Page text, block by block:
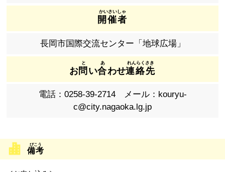
開催者
長岡市国際交流センター「地球広場」
お問 い合わせ連絡先
電話：0258-39-2714 メール：kouryu-
c@city.nagaoka.lg.jp
備考